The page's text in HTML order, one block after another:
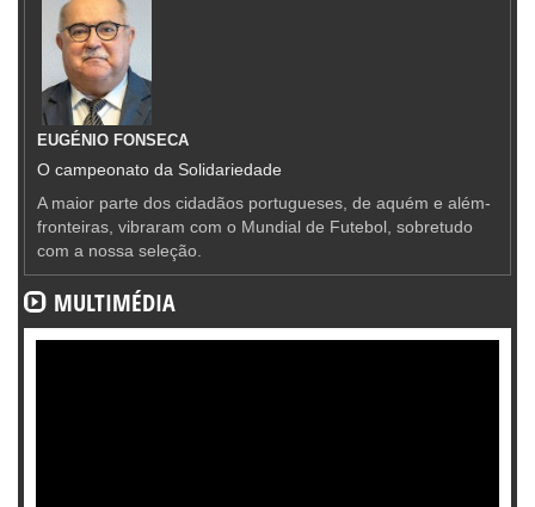
EUGÉNIO FONSECA
O campeonato da Solidariedade
A maior parte dos cidadãos portugueses, de aquém e além-
fronteiras, vibraram com o Mundial de Futebol, sobretudo
com a nossa seleção.
MULTIMÉDIA